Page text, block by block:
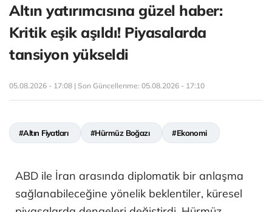
Altın yatırımcısına güzel haber:
Kritik eşik aşıldı! Piyasalarda
tansiyon yükseldi
05.08.2026 - 17:08 | Son Güncellenme: 05.08.2026 - 17:10
#Altın Fiyatları #Hürmüz Boğazı #Ekonomi
ABD ile İran arasında diplomatik bir anlaşma
sağlanabileceğine yönelik beklentiler, küresel